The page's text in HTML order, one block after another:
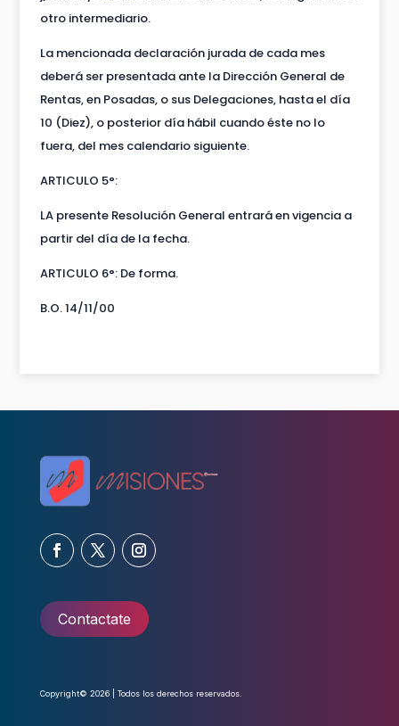
otro intermediario.
La mencionada declaración jurada de cada mes
deberá ser presentada ante la Dirección General de
Rentas, en Posadas, o sus Delegaciones, hasta el día
10 (Diez), o posterior día hábil cuando éste no lo
fuera, del mes calendario siguiente.
ARTICULO 5°:
LA presente Resolución General entrará en vigencia a
partir del día de la fecha.
ARTICULO 6°: De forma.
B.O. 14/11/00
Contactate
Copyright© 2026 | Todos los derechos reservados.